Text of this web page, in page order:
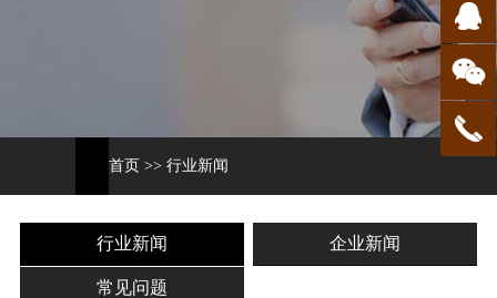
首页 >> 行业新闻
行业新闻 企业新闻
常见问题